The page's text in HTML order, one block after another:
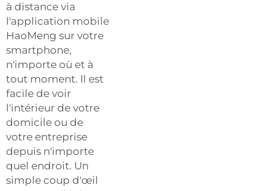
à distance via
l'application mobile
HaoMeng sur votre
smartphone,
n'importe où et à
tout moment. Il est
facile de voir
l'intérieur de votre
domicile ou de
votre entreprise
depuis n'importe
quel endroit. Un
simple coup d'œil